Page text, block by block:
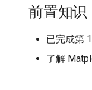
前置知识
已完成第
了解